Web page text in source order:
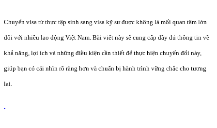
Chuyển visa từ thực tập sinh sang visa kỹ sư được không là mối quan tâm lớn
đối với nhiều lao động Việt Nam. Bài viết này sẽ cung cấp đầy đủ thông tin về
khả năng, lợi ích và những điều kiện cần thiết để thực hiện chuyển đổi này,
giúp bạn có cái nhìn rõ ràng hơn và chuẩn bị hành trình vững chắc cho tương
lai.